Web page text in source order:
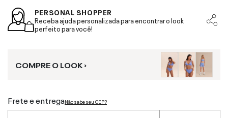
PERSONAL SHOPPER
Receba ajuda personalizada para encontrar o look
perfeito para você!
COMPRE O LOOK ›
Frete e entregaNão sabe seu CEP?